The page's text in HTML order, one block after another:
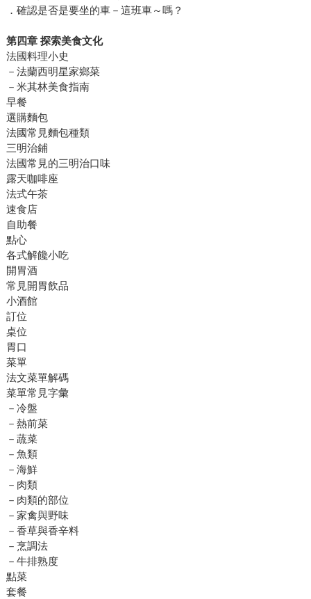
．確認是否是要坐的車－這班車～嗎？
第四章 探索美食文化
法國料理小史
－法蘭西明星家鄉菜
－米其林美食指南
早餐
選購麵包
法國常見麵包種類
三明治鋪
法國常見的三明治口味
露天咖啡座
法式午茶
速食店
自助餐
點心
各式解饞小吃
開胃酒
常見開胃飲品
小酒館
訂位
桌位
胃口
菜單
法文菜單解碼
菜單常見字彙
－冷盤
－熱前菜
－蔬菜
－魚類
－海鮮
－肉類
－肉類的部位
－家禽與野味
－香草與香辛料
－烹調法
－牛排熟度
點菜
套餐